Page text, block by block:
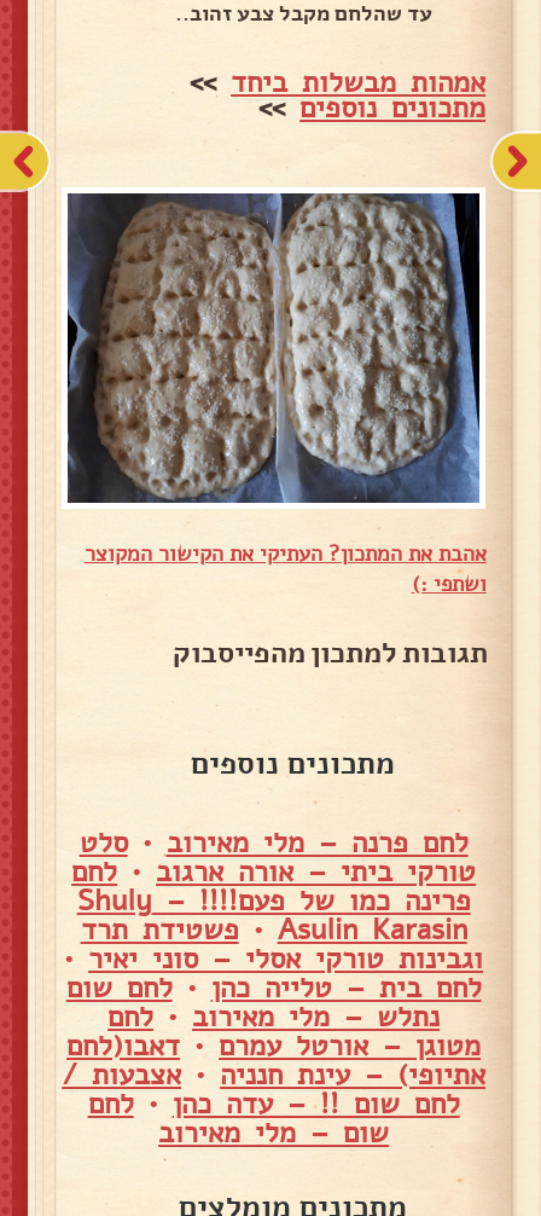
עד שהלחם מקבל צבע זהוב..
אמהות מבשלות ביחד >>
מתכונים נוספים>>
אהבת את המתכון? העתיקי את הקישור המקוצר
ושתפי :)
תגובות למתכון מהפייסבוק
מתכונים נוספים
לחם פרנה – מלי מאירוב •סלט
טורקי ביתי – אורה ארגוב • לחם
פרינה כמו של פעם!!!! – Shuly
Asulin Karasin
• פשטידת תרד
וגבינות טורקי אסלי – סוני יאיר •
לחם בית – טלייה כהן •לחם שום
נתלש – מלי מאירוב • לחם
מטוגן – אורטל עמרם • דאבו(לחם
אתיופי) – עינת חנניה •אצבעות /
לחם שום !! – עדה כהן •לחם
שום – מלי מאירוב
מתכונים מומלצים